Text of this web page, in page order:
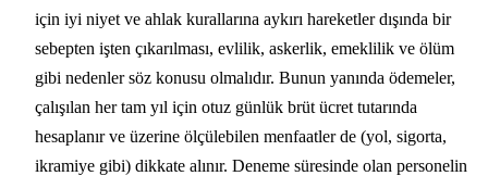
için iyi niyet ve ahlak kurallarına aykırı hareketler dışında bir
sebepten işten çıkarılması, evlilik, askerlik, emeklilik ve ölüm
gibi nedenler söz konusu olmalıdır. Bunun yanında ödemeler,
çalışılan her tam yıl için otuz günlük brüt ücret tutarında
hesaplanır ve üzerine ölçülebilen menfaatler de (yol, sigorta,
ikramiye gibi) dikkate alınır. Deneme süresinde olan personelin